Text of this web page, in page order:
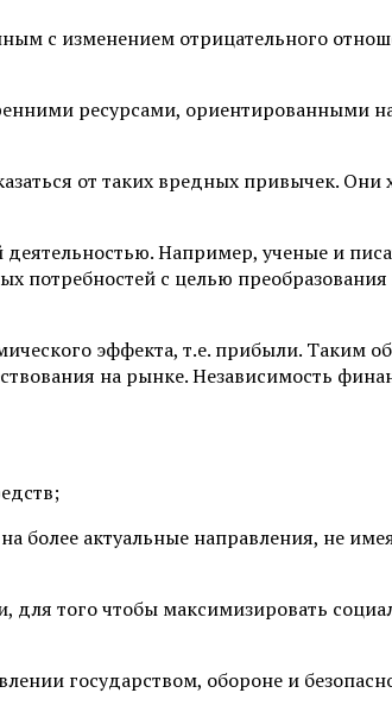
с изменением отрицательного
ресурсами, ориентированными
от таких вредных привычек. Они
Например, ученые и
потребностей с целью
эффекта, т.е. прибыли. Таким
на рынке. Независимость
более актуальные направления, не
для того чтобы максимизировать
государством, обороне и